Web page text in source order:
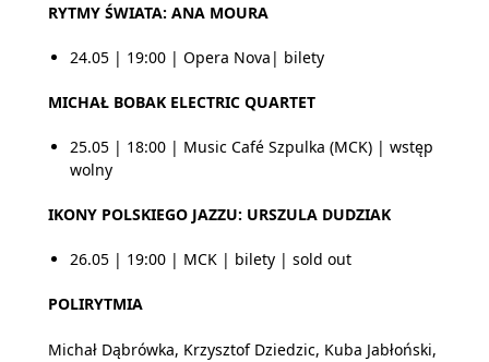
RYTMY ŚWIATA: ANA MOURA
24.05 | 19:00 | Opera Nova| bilety
MICHAŁ BOBAK ELECTRIC QUARTET
25.05 | 18:00 | Music Café Szpulka (MCK) | wstęp
wolny
IKONY POLSKIEGO JAZZU: URSZULA DUDZIAK
26.05 | 19:00 | MCK | bilety | sold out
POLIRYTMIA
Michał Dąbrówka, Krzysztof Dziedzic, Kuba Jabłoński,